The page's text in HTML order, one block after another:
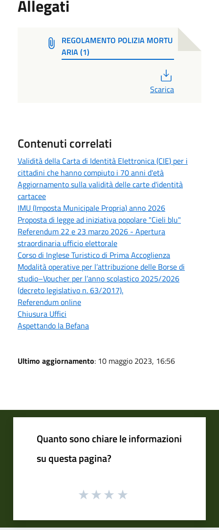
Allegati
REGOLAMENTO POLIZIA MORTU
ARIA (1)
Scarica
Contenuti correlati
Validità della Carta di Identità Elettronica (CIE) per i
cittadini che hanno compiuto i 70 anni d'età
Aggiornamento sulla validità delle carte d'identità
cartacee
IMU (Imposta Municipale Propria) anno 2026
Proposta di legge ad iniziativa popolare "Cieli blu"
Referendum 22 e 23 marzo 2026 - Apertura
straordinaria ufficio elettorale
Corso di Inglese Turistico di Prima Accoglienza
Modalità operative per l’attribuzione delle Borse di
studio–Voucher per l’anno scolastico 2025/2026
(decreto legislativo n. 63/2017).
Referendum online
Chiusura Uffici
Aspettando la Befana
Ultimo aggiornamento: 10 maggio 2023, 16:56
Quanto sono chiare le informazioni
su questa pagina?